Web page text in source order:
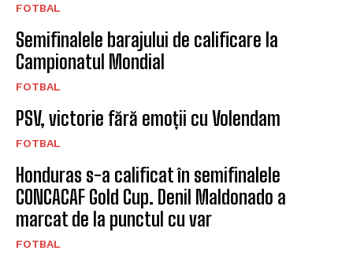
FOTBAL
Semifinalele barajului de calificare la
Campionatul Mondial
FOTBAL
PSV, victorie fără emoții cu Volendam
FOTBAL
Honduras s-a calificat în semifinalele
CONCACAF Gold Cup. Denil Maldonado a
marcat de la punctul cu var
FOTBAL